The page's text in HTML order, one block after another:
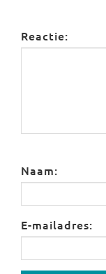
Reactie:
Naam:
E-mailadres: